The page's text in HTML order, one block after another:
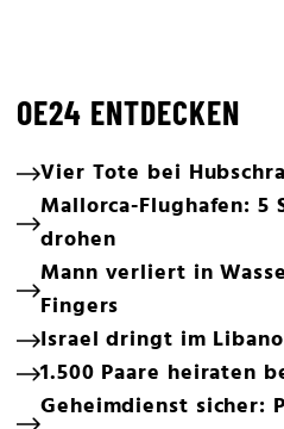
OE24 ENTDECKEN
Vier Tote bei
Mallorca-Flughafen: 5
drohen
Mann verliert in
Fingers
Israel dringt im
1.500 Paare heiraten
Geheimdienst sicher: